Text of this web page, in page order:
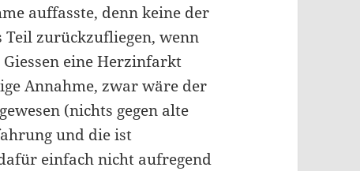
auffasste, denn keine der
zurückzufliegen, wenn
eine Herzinfarkt
Annahme, zwar wäre der
(nichts gegen alte
und die ist
einfach nicht aufregend